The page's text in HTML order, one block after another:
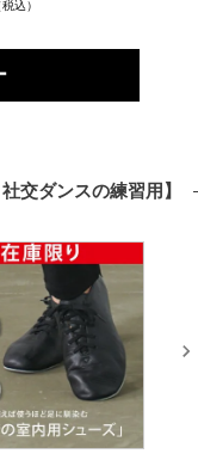
税込）
交ダンスの練習用】